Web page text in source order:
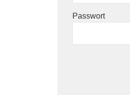
Passwort